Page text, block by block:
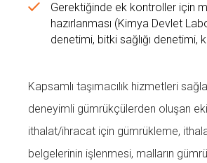
Gerektiğinde ek kontroller için
hazırlanması (Kimya Devlet
denetimi, bitki sağlığı denetimi,
Kapsamlı taşımacılık hizmetleri
deneyimli gümrükçülerden oluşan
ithalat/ihracat için gümrükleme,
belgelerinin işlenmesi, malların